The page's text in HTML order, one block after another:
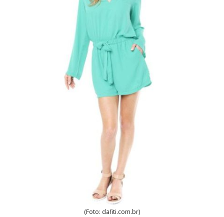
(Foto: dafiti.com.br)